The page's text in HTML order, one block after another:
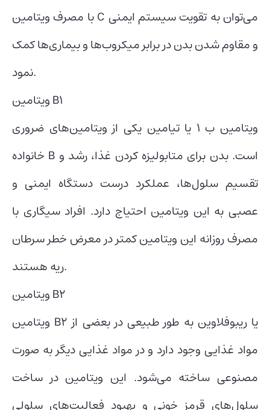
با مصرف ویتامین C می‌توان به تقویت سیستم ایمنی
و مقاوم شدن بدن در برابر میکروب‌‌ها و بیماری‌ها کمک
نمود.
ویتامین B1
ویتامین ب 1 یا تیامین یکی از ویتامین‌های ضروری
خانواده B است. بدن برای متابولیزه کردن غذا، رشد و
تقسیم سلول‌ها، عملکرد درست دستگاه ایمنی و
عصبی به این ویتامین احتیاج دارد. افراد سیگاری با
مصرف روزانه این ویتامین کمتر در معرض خطر سرطان
ریه هستند.
ویتامین B2
ویتامین B2 یا ریبوفلاوین به طور طبیعی در بعضی از
مواد غذایی وجود دارد و در مواد غذایی دیگر به صورت
مصنوعی ساخته می‌‌شود. این ویتامین در ساخت
سلول‌های قرمز خونی و بهبود فعالیت‌های سلولی